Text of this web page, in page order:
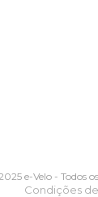
e-Velo - Todos
Condições